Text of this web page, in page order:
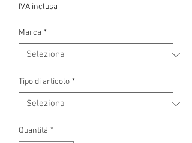
IVA inclusa
Marca *
Tipo di articolo *
Quantità *